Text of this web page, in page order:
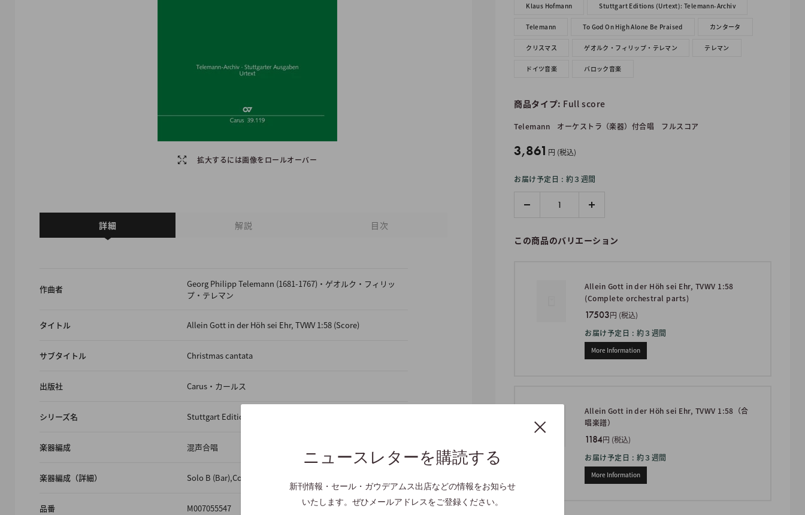
ニュースレターを購読する
新刊情報・セール・ガウデアムス出店などの情報をお知らせ
いたします。ぜひメールアドレスをご登録ください。
拡大するには画像をロールオーバー
詳細 解説 目次
作曲者
Georg Philipp Telemann (1681-1767)・ゲオルク・フィリッ
プ・テレマン
タイトル Allein Gott in der Höh sei Ehr, TVWV 1:58 (Score)
サブタイトル Christmas cantata
出版社 Carus・カールス
シリーズ名 Stuttgart Editions (Urtext): Telemann-Archiv
楽器編成 混声合唱
楽器編成（詳細） Solo B (Bar),Coro SATB,2 Violins,Viola,Basso continuo,[Tr]
品番 M007055547
Klaus Hofmann Stuttgart Editions (Urtext): Telemann-Archiv
Telemann To God On High Alone Be Praised カンタータ
クリスマス ゲオルク・フィリップ・テレマン テレマン
ドイツ音楽 バロック音楽
商品タイプ: Full score
Telemann オーケストラ（楽器）付合唱 フルスコア
販
価
格
3,861 円 (税込)
お届け予定日 : 約３週間
この商品のバリエーション
Allein Gott in der Höh sei Ehr, TVWV 1:58
(Complete orchestral parts)
17503円 (税込)
お届け予定日 : 約３週間
More Information
Allein Gott in der Höh sei Ehr, TVWV 1:58（合
唱楽譜）
1184円 (税込)
お届け予定日 : 約３週間
More Information